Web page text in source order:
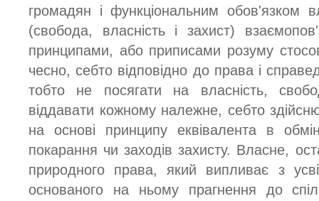
громадян і функціональним обов'язком
(свобода, власність і захист)
принципами, або приписами розуму
чесно, себто відповідно до права і
тобто не посягати на власність,
віддавати кожному належне, себто
на основі принципу еквівалента в
покарання чи заходів захисту. Власне,
природного права, який випливає з
основаного на ньому прагнення до